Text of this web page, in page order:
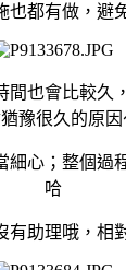
也都有做，避
間也會比較久
豫很久的原
細心；整個過
哈
有助理哦，相